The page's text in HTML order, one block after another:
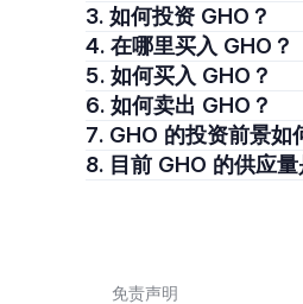
3. 如何投资 GHO？
4. 在哪里买入 GHO？
5. 如何买入 GHO？
6. 如何卖出 GHO？
7. GHO 的投资前景如
8. 目前 GHO 的供应
免责声明